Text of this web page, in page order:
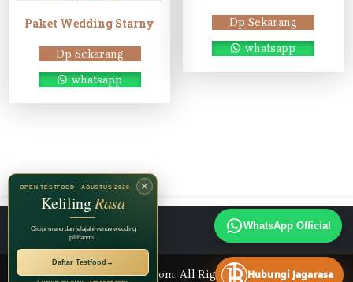
Paket Wedding Starny
Dp Sekarang
whatsapp
Dp Sekarang
whatsapp
Instagram
TikTok
Facebook
×
OPEN TESTFOOD · AGUSTUS 2026
KelilingRasa
Cicipi menu dan jelajahi venue wedding
pilihanmu.
Daftar Testfood →
© 2026 Jagarasa.com. All Rights Reserved.
WhatsApp Official
Hubungi Jagarasa